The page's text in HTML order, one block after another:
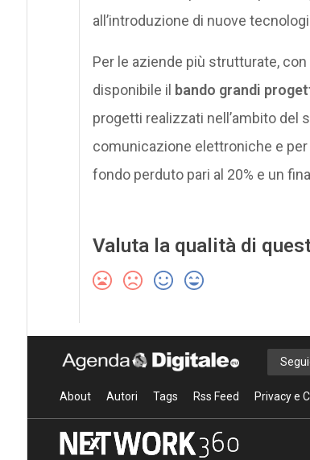
all’introduzione di nuove
Per le aziende più strutturate,
disponibile il bando grandi
progetti realizzati nell’ambito del
comunicazione elettroniche e per
fondo perduto pari al 20% e un
Valuta la qualità di
About Autori Tags Rss Feed Privacy e